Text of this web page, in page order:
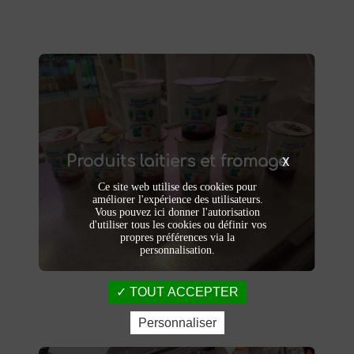
Produits laitiers et fromage
Produits laitiers et fromage
produits laitiers et fromages à
Saint-Saulve
. Yaourts crémeux, fromages
affinés et autres délices laitiers vous
attendent dans notre ferme. Livraison et
vente directe à la ferme pour une fraîcheur
garantie.
X
Ce site web utilise des cookies pour
améliorer l'expérience des utilisateurs.
Vous pouvez ici donner l'autorisation
d'utiliser tous les cookies ou définir vos
propres préférences via la
personnalisation.
TOUT ACCEPTER
Personnaliser